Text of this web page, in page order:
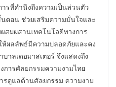
ารที่คำนึงถึงความเป็นส่วนตัว
ตอน ช่วยเสริมความมั่นใจและ
มผสานเทคโนโลยีทางการ
ผลลัพธ์มีความปลอดภัยและคง
าลเดอมาสเตอร์ จึงแสดงถึง
ารศัลยกรรมความงามไทย
รดูแลด้านศัลยกรรม ความงาม